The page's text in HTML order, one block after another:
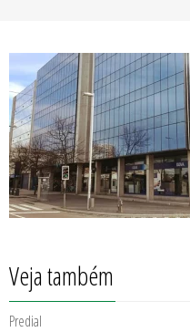
Veja também
Predial